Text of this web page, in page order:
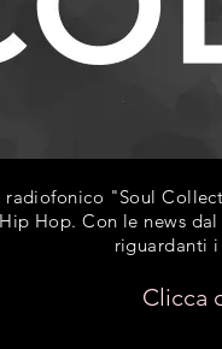
radiofonico "Soul
Hop. Con le news
riguardanti
Clicca